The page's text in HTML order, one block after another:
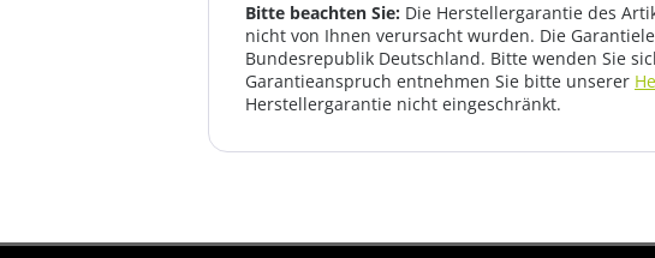
Bitte beachten Sie: Die Herstellergarantie des
nicht von Ihnen verursacht wurden. Die
Bundesrepublik Deutschland. Bitte wenden Sie
Garantieanspruch entnehmen Sie bitte unserer
Herstellergarantie nicht eingeschränkt.